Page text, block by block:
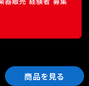
商品を見る